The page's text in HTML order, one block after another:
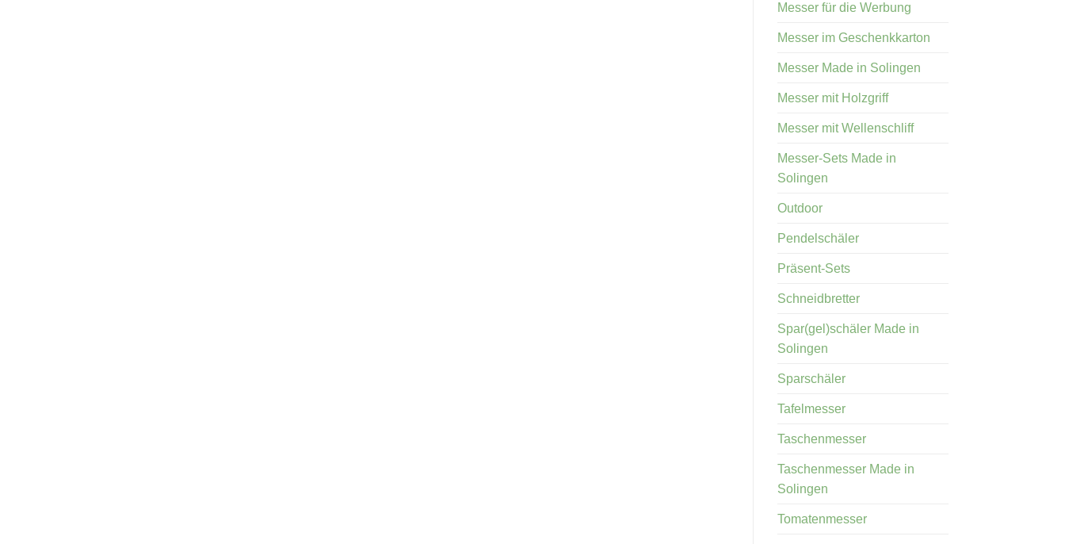
Messer für die Werbung
Messer im Geschenkkarton
Messer Made in Solingen
Messer mit Holzgriff
Messer mit Wellenschliff
Messer-Sets Made in
Solingen
Outdoor
Pendelschäler
Präsent-Sets
Schneidbretter
Spar(gel)schäler Made in
Solingen
Sparschäler
Tafelmesser
Taschenmesser
Taschenmesser Made in
Solingen
Tomatenmesser